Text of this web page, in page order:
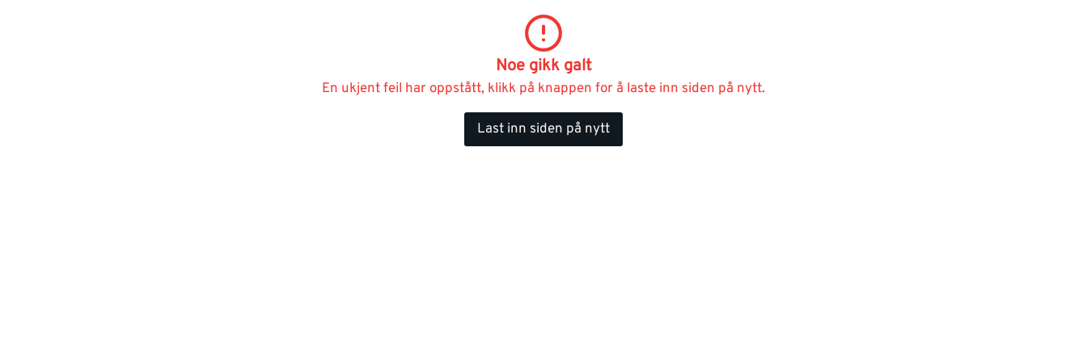
Noe gikk galt
En ukjent feil har oppstått, klikk på knappen for å laste inn siden på nytt.
Last inn siden på nytt